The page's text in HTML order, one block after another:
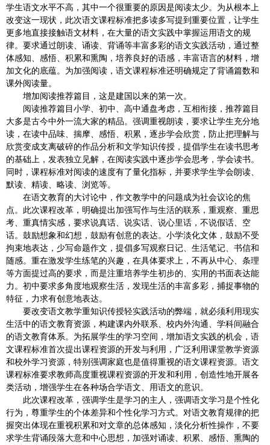
学生语文水平不高，其中一个很重要的原因是阅读太少。为从根本上
改变这一现状，此次语文课程标准把多读多写提到重要位置，让学生
更多地直接接触语文材料，在大量的语文实践中掌握运用语文的规
律。要求通过朗读、诵读、背诵等丰富多彩的语文实践活动，通过整
体感知、感悟、积累和熏陶，培养良好的语感，丰富语言的材料，增
加文化的底蕴。为加强阅读，语文课程标准还明确规定了背诵篇数和
课外阅读量。
增加阅读推荐篇目，这是建国以来的第一次。
阅读推荐篇目小学、初中、高中通盘考虑，互相衔接，推荐篇目
大多是古今中外一流大家的精品。强调重视朗读，要求让学生充分地
读，在读中品味、揣摩、感悟、积累，逐步学会欣赏，防止把理解与
欣赏变成支离破碎的作品分析和文学知识传授，提倡学生在读书思考
的基础上，发表独立见解，在阅读实践中逐步学会思考，学会读书。
同时，课程标准对阅读的速度有了量化指标，并要求学生学会朗读、
默读、精读、略读、浏览等。
在语文教育的大讨论中，作文教学中的问题成为社会议论的焦
点。此次课程改革，明确提出加强写作与生活的联系，重观察、重思
考、重真情实感，要求说真话、说实话、说心里话，不说假话、空
话。鼓励想象和幻想，鼓励有创意的表达。小学淡化文体，鼓励不受
拘束地表达，少写命题作文，提倡多写观察日记、生活笔记、书信和
随感。重在激发学生练笔的兴趣，在具体要求上，不再从中心、条理
等方面提过高的要求，而是注重培养学生初步的、实用的书面表达能
力。初中要求多角度地观察生活，发现生活的丰富多彩，捕捉事物的
特征，力求有创意地表达。
要改变语文教学重知识传授轻实践活动的弊端，就必须利用现实
生活中的语文教育资源，构建课内外联系、校内外沟通、学科间融合
的语文教育体系。为拓展学生的学习空间，增加语文实践的机会，语
文课程标准首次提出课程资源的开发与利用，广泛利用课堂教学资源
和校外学习资源，特别强调家庭也是值得重视的语文课程资源。语文
课程标准要求教师高度重视课程资源的开发和利用，创造性地开展各
类活动，增强学生在各种场合学语文、用语文的意识。
此次课程改革，强调学生是学习的主人，强调语文学习是个性化
行为，尊重学生的个体差异和个性化学习方式。对语文教育规律的把
握突出体现在重视积累和对文章的总体感知，淡化分析性操作，不要
求学生背诵段落大意和中心思想，加强对诵读、积累、感悟、熏陶的